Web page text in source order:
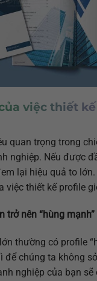
việc thiết
quan trọng trong
nghiệp. Nếu được
lại hiệu quả to
việc thiết kế profile
trở nên “hùng
thường có profile
để chúng ta không
nghiệp của bạn